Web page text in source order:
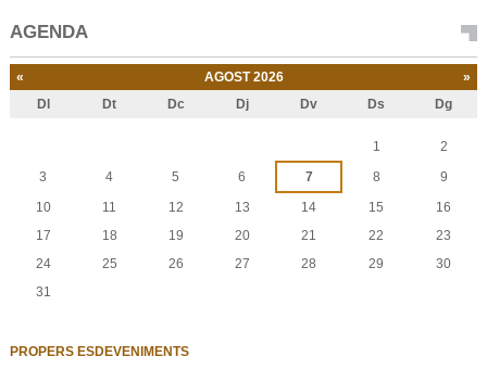
AGENDA
« AGOST 2026 »
Dl Dt Dc Dj Dv Ds Dg
1
2
3
4 5 6 7 8
9
10
11 12 13 14 15
16
17
18 19 20 21 22
23
24
25 26 27 28 29
30
31
PROPERS ESDEVENIMENTS